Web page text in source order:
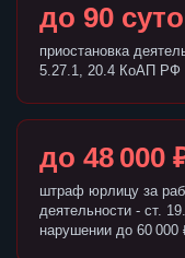
до 90
приостановка
5.27.1, 20.4 КоАП РФ
до 48 000
штраф юрлицу за
деятельности - ст.
нарушении до 60 000